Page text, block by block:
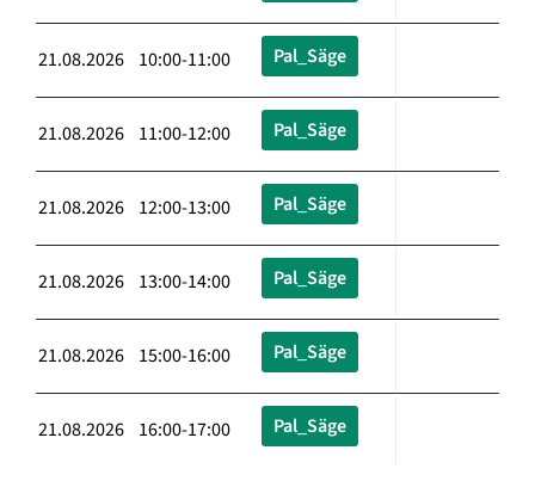
21.08.2026 10:00-11:00 Pal_Säge
21.08.2026 11:00-12:00 Pal_Säge
21.08.2026 12:00-13:00 Pal_Säge
21.08.2026 13:00-14:00 Pal_Säge
21.08.2026 15:00-16:00 Pal_Säge
21.08.2026 16:00-17:00 Pal_Säge